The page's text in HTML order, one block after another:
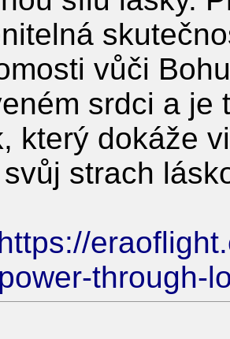
vůči
srdci a je
který dokáže
strach
through-